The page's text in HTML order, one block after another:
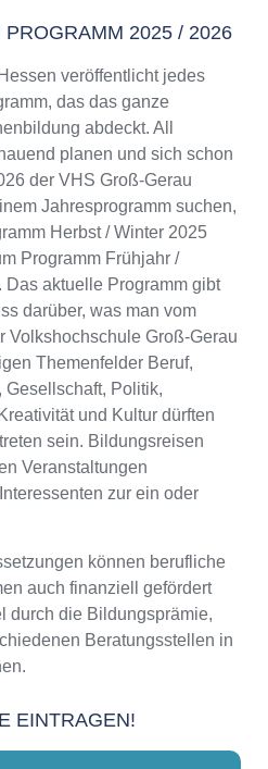
2025 / 2026
veröffentlicht jedes
das das ganze
abdeckt. All
planen und sich schon
der VHS Groß-Gerau
Jahresprogramm suchen,
Herbst / Winter 2025
Programm Frühjahr /
Das aktuelle Programm gibt
darüber, was man vom
Volkshochschule Groß-Gerau
Themenfelder Beruf,
Gesellschaft, Politik,
und Kultur dürften
sein. Bildungsreisen
Veranstaltungen
zur ein oder
können berufliche
auch finanziell gefördert
durch die Bildungsprämie,
Beratungsstellen in
EINTRAGEN!